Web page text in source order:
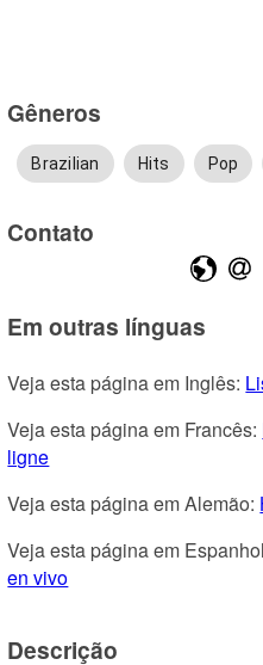
Gêneros
Brazilian Hits Pop
Contato
Em outras línguas
Veja esta página em Inglês:
Veja esta página em Francês:
ligne
Veja esta página em Alemão:
Veja esta página em
en vivo
Descrição